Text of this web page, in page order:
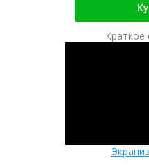
Краткое